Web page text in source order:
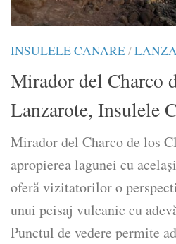
INSULELE CANARE/
Mirador del Charco
Lanzarote, Insulele
Mirador del Charco de los
apropierea lagunei cu
oferă vizitatorilor o
unui peisaj vulcanic cu
Punctul de vedere permite